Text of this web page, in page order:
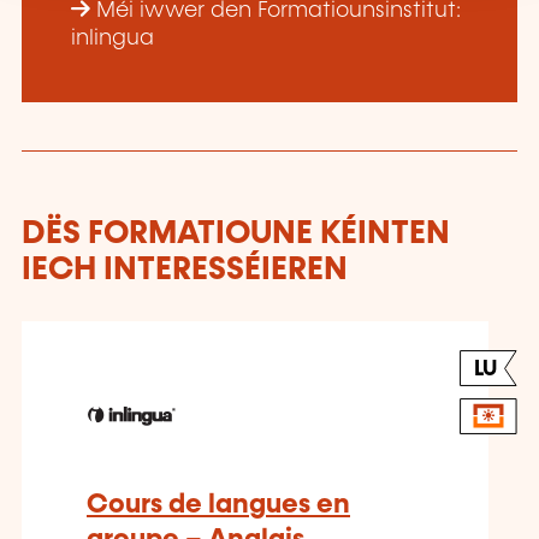
Méi iwwer den Formatiounsinstitut:
inlingua
DËS FORMATIOUNE KÉINTEN
IECH INTERESSÉIEREN
LU
Cours de langues en